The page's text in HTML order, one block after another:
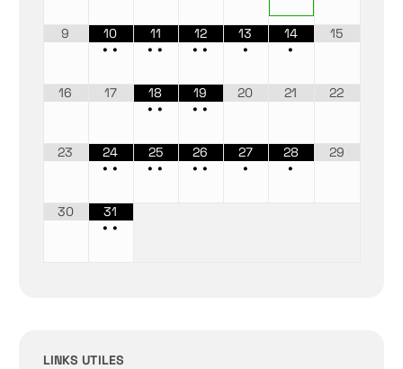
9
10
••
11
••
12
••
13
•
14
•
15
16 17
18
••
19
••
20 21 22
23
24
••
25
••
26
••
27
•
28
•
29
30
31
••
LINKS UTILES